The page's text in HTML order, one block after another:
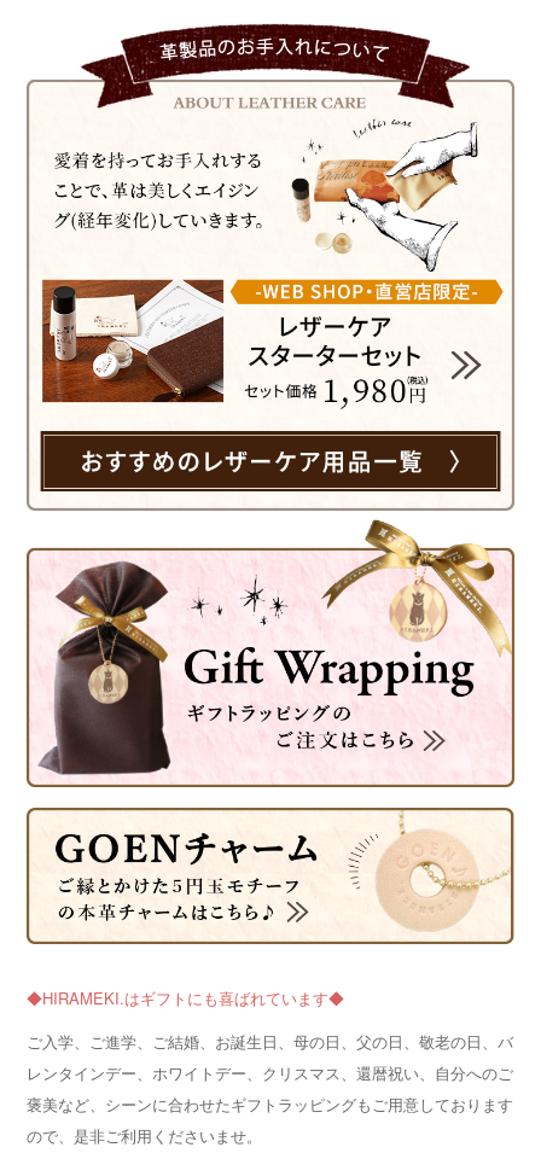
◆HIRAMEKI.はギフトにも喜ばれています◆
ご入学、ご進学、ご結婚、お誕生日、母の日、父の日、敬老の日、バ
レンタインデー、ホワイトデー、クリスマス、還暦祝い、自分へのご
褒美など、シーンに合わせたギフトラッピングもご用意しております
ので、是非ご利用くださいませ。